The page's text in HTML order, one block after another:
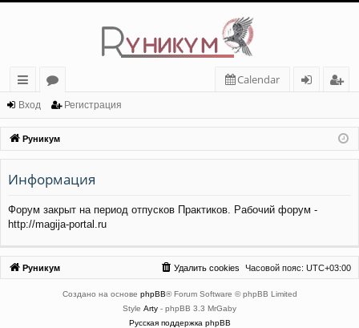
с
ы
лк
и
о
ру
м
ы
Calendar
д
ис
тр
Вход Регистрация
Руникум
Информация
Форум закрыт на период отпусков Практиков. Рабочий форум -
http://magija-portal.ru
Руникум Часовой пояс: UTC+03:00
Удалить cookies
Создано на основе phpBB® Forum Software © phpBB Limited
Style Arty - phpBB 3.3 MrGaby
Русская поддержка phpBB